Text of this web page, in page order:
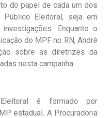
do papel de cada um dos
Eleitoral, seja em
Enquanto o
do MPF no RN, André
sobre as diretrizes da
nesta campanha.
é formado por
estadual. A Procuradoria